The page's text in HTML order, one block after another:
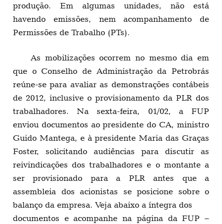
produção. Em algumas unidades, não está
havendo emissões, nem acompanhamento de
Permissões de Trabalho (PTs).
As mobilizações ocorrem no mesmo dia em
que o Conselho de Administração da Petrobrás
reúne-se para avaliar as demonstrações contábeis
de 2012, inclusive o provisionamento da PLR dos
trabalhadores. Na sexta-feira, 01/02, a FUP
enviou documentos ao presidente do CA, ministro
Guido Mantega, e à presidente Maria das Graças
Foster, solicitando audiências para discutir as
reivindicações dos trabalhadores e o montante a
ser provisionado para a PLR antes que a
assembleia dos acionistas se posicione sobre o
balanço da empresa. Veja abaixo a íntegra dos
documentos e acompanhe na página da FUP –